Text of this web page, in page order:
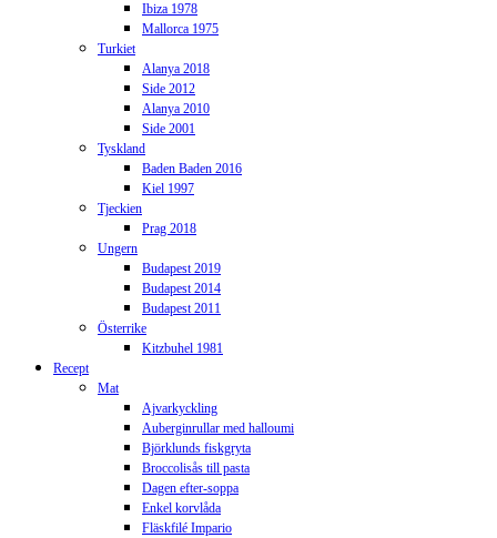
Ibiza 1978
Mallorca 1975
Turkiet
Alanya 2018
Side 2012
Alanya 2010
Side 2001
Tyskland
Baden Baden 2016
Kiel 1997
Tjeckien
Prag 2018
Ungern
Budapest 2019
Budapest 2014
Budapest 2011
Österrike
Kitzbuhel 1981
Recept
Mat
Ajvarkyckling
Auberginrullar med halloumi
Björklunds fiskgryta
Broccolisås till pasta
Dagen efter-soppa
Enkel korvlåda
Fläskfilé Impario